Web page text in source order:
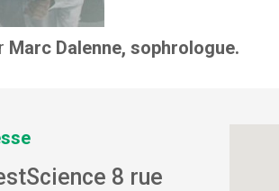
Marc Dalenne, sophrologue.
8 rue